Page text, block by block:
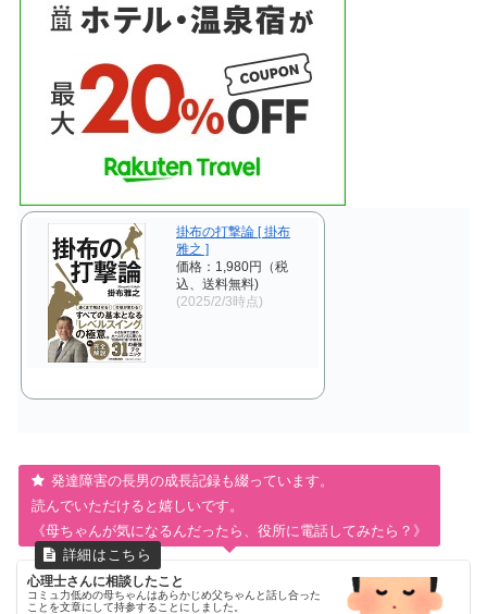
掛布の打撃論 [ 掛布
雅之 ]
価格：1,980円（税
込、送料無料)
(2025/2/3時点)
発達障害の長男の成長記録も綴っています。
読んでいただけると嬉しいです。
《母ちゃんが気になるんだったら、役所に電話してみたら？》
心理士さんに相談したこと
コミュ力低めの母ちゃんはあらかじめ父ちゃんと話し合った
ことを文章にして持参することにしました。